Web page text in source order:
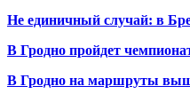
Не единичный случай: в
В Гродно пройдет
В Гродно на маршруты